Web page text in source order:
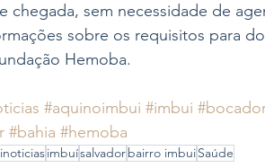
chegada, sem necessidade de
sobre os requisitos para
Hemoba.
#aquinoimbui #imbui
#bahia #hemoba
imbuísalvadorbairro imbuiSaúde